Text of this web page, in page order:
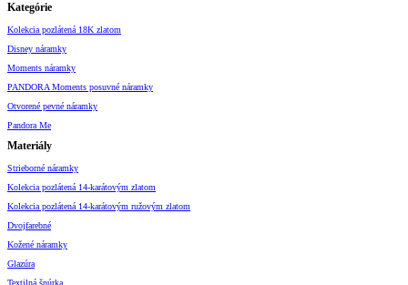
Kategórie
Kolekcia pozlátená 18K zlatom
Disney náramky
Moments náramky
PANDORA Moments posuvné náramky
Otvorené pevné náramky
Pandora Me
Materiály
Strieborné náramky
Kolekcia pozlátená 14-karátovým zlatom
Kolekcia pozlátená 14-karátovým ružovým zlatom
Dvojfarebné
Kožené náramky
Glazúra
Textilná šnúrka